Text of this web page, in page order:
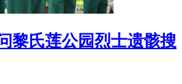
黎氏莲公园烈士遗骸搜